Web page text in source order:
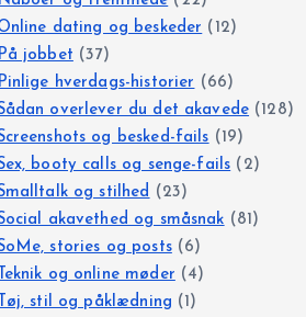
dating og beskeder (12)
På jobbet (37)
Pinlige hverdags-historier (66)
overlever du det akavede (128)
og besked-fails (19)
booty calls og senge-fails (2)
og stilhed
(23)
akavethed og småsnak (81)
stories og posts(6)
Teknik og online møder (4)
Tøj, stil og påklædning (1)